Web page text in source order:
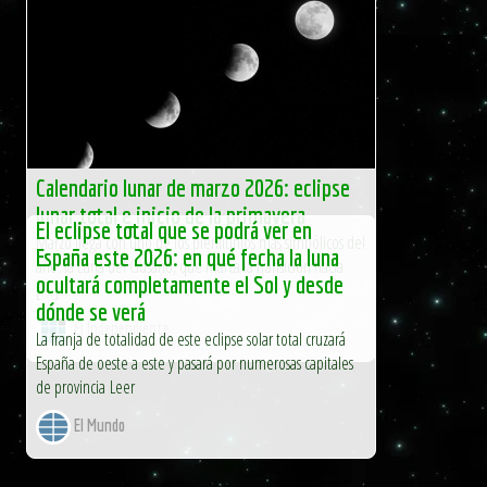
Calendario lunar de marzo 2026: eclipse
lunar total e inicio de la primavera
Marzo llega con uno de los plenilunios más simbólicos del
año: la Luna del Gusano, que marca la transición hacia
[…]
El Independiente
El eclipse total que se podrá ver en
España este 2026: en qué fecha la luna
ocultará completamente el Sol y desde
dónde se verá
La franja de totalidad de este eclipse solar total cruzará
España de oeste a este y pasará por numerosas capitales
de provincia Leer
El Mundo